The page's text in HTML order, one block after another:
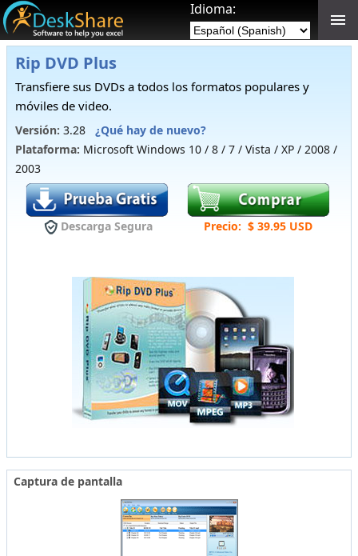
Idioma:
Rip DVD Plus
Transfiere sus DVDs a todos los formatos populares y
móviles de video.
Versión: 3.28
¿Qué hay de nuevo?
Plataforma: Microsoft Windows 10 / 8 / 7 / Vista / XP / 2008 /
2003
Descarga Segura Precio: $ 39.95 USD
Captura de pantalla